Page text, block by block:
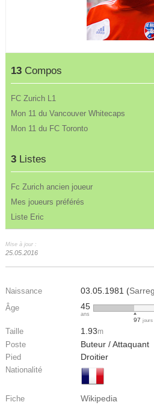
13 Compos
FC Zurich L1
Mon 11 du Vancouver Whitecaps
Mon 11 du FC Toronto
3 Listes
Fc Zurich ancien joueur
Mes joueurs préférés
Liste Eric
Mise à jour :
25.05.2016
Naissance 03.05.1981 (
Âge 45
ans
97 jours
Taille 1.93m
Poste Buteur / Attaquant
Pied Droitier
Nationalité
Fiche Wikipedia